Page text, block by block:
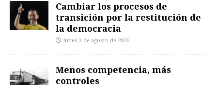
Cambiar los procesos de
transición por la restitución de
la democracia
lunes 3 de agosto de 2026
Menos competencia, más
controles